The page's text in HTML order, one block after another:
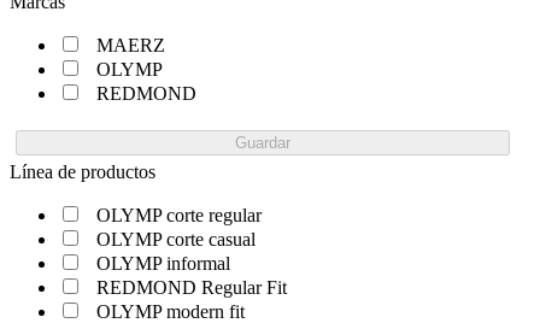
MAERZ
OLYMP
REDMOND
Guardar
Línea de productos
OLYMP corte regular
OLYMP corte casual
OLYMP informal
REDMOND Regular Fit
OLYMP modern fit